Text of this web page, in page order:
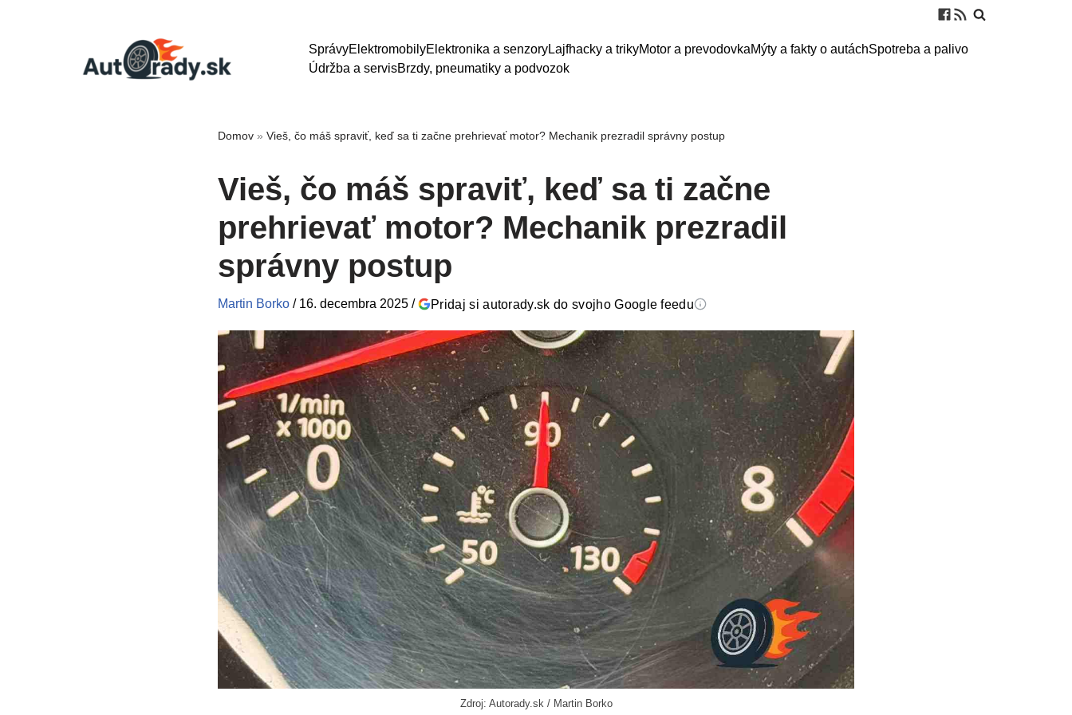
SprávyElektromobilyElektronika a senzoryLajfhacky a trikyMotor a prevodovkaMýty a fakty o autáchSpotreba a palivo
Údržba a servisBrzdy, pneumatiky a podvozok
Domov » Vieš, čo máš spraviť, keď sa ti začne prehrievať motor? Mechanik prezradil správny postup
Vieš, čo máš spraviť, keď sa ti začne
prehrievať motor? Mechanik prezradil
správny postup
Martin Borko / 16. decembra 2025 / Pridaj si autorady.sk do svojho Google feedu
Zdroj: Autorady.sk / Martin Borko